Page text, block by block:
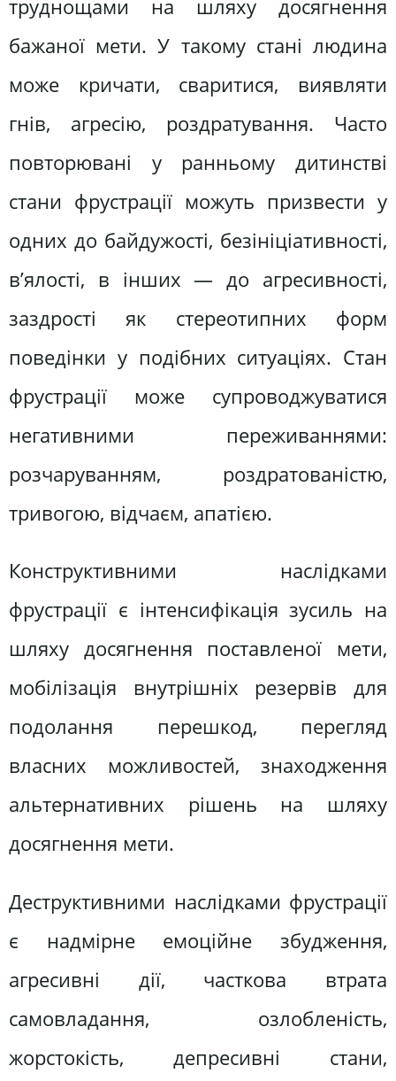
труднощами на шляху досягнення
бажаної мети. У такому стані людина
може кричати, сваритися, виявляти
гнів, агресію, роздратування. Часто
повторювані у ранньому дитинстві
стани фрустрації можуть призвести у
одних до байдужості, безініціативності,
в’ялості, в інших — до агресивності,
заздрості як стереотипних форм
поведінки у подібних ситуаціях. Стан
фрустрації може супроводжуватися
негативними переживаннями:
розчаруванням, роздратованістю,
тривогою, відчаєм, апатією.
Конструктивними наслідками
фрустрації є інтенсифікація зусиль на
шляху досягнення поставленої мети,
мобілізація внутрішніх резервів для
подолання перешкод, перегляд
власних можливостей, знаходження
альтернативних рішень на шляху
досягнення мети.
Деструктивними наслідками фрустрації
є надмірне емоційне збудження,
агресивні дії, часткова втрата
самовладання, озлобленість,
жорстокість, депресивні стани,